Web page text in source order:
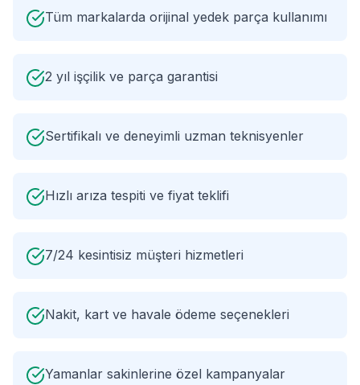
Tüm markalarda orijinal yedek parça kullanımı
2 yıl işçilik ve parça garantisi
Sertifikalı ve deneyimli uzman teknisyenler
Hızlı arıza tespiti ve fiyat teklifi
7/24 kesintisiz müşteri hizmetleri
Nakit, kart ve havale ödeme seçenekleri
Yamanlar sakinlerine özel kampanyalar